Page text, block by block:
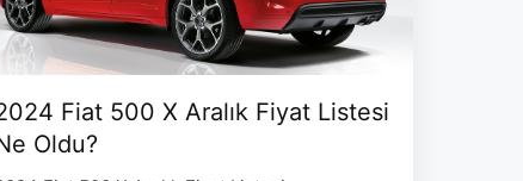
Fiat 500 X Aralık Fiyat Listesi
Oldu?